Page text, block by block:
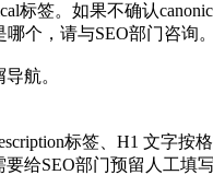
标签。如果不确认
个，请与SEO部门咨询。
航。
标签、H1 文字按
给SEO部门预留人工填写